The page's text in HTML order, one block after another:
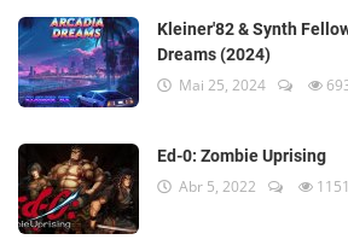
Kleiner'82 & Synth
Dreams (2024)
Mai 25, 2024
Ed-0: Zombie Uprising
Abr 5, 2022 1151